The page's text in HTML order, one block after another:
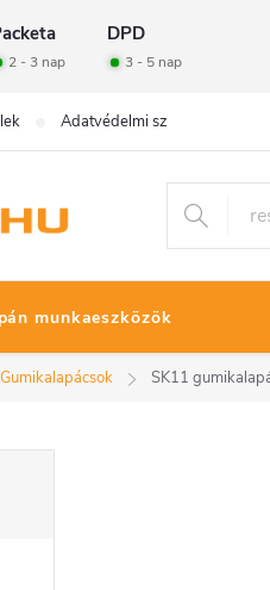
DPD
2 - 3 nap 3 - 5 nap
Adatvédelmi szabályzat
munkaeszközök
Gumikalapácsok SK11